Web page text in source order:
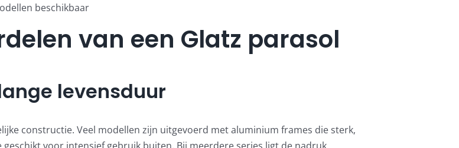
beschikbaar
van een Glatz parasol
levensduur
constructie. Veel modellen zijn uitgevoerd met aluminium frames die sterk,
voor intensief gebruik buiten. Bij meerdere series ligt de nadruk